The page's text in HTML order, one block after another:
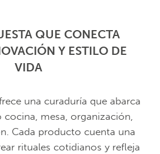
QUE CONECTA
Y ESTILO DE
VIDA
una curaduría que abarca
mesa, organización,
Cada producto cuenta una
rituales cotidianos y refleja